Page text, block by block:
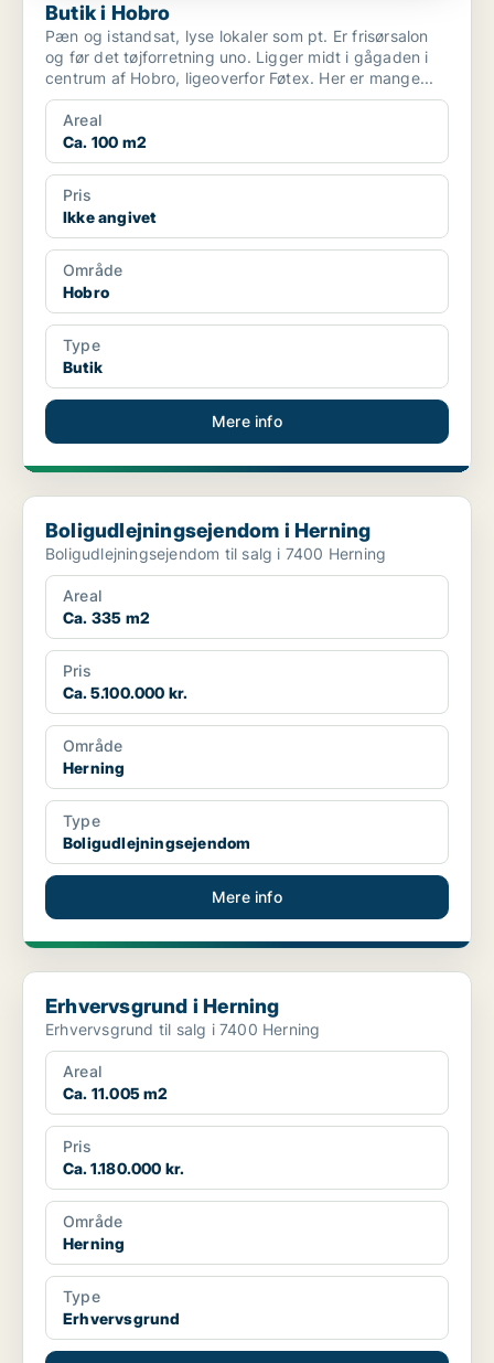
Butik i Hobro
Pæn og istandsat, lyse lokaler som pt. Er frisørsalon
og før det tøjforretning uno. Ligger midt i gågaden i
centrum af Hobro, ligeoverfor Føtex. Her er mange...
Areal
Ca. 100 m2
Pris
Ikke angivet
Område
Hobro
Type
Butik
Mere info
Boligudlejningsejendom i Herning
Boligudlejningsejendom i Herning
Boligudlejningsejendom til salg i 7400 Herning
Areal
Ca. 335 m2
Pris
Ca. 5.100.000 kr.
Område
Herning
Type
Boligudlejningsejendom
Mere info
Erhvervsgrund i Herning
Erhvervsgrund i Herning
Erhvervsgrund til salg i 7400 Herning
Areal
Ca. 11.005 m2
Pris
Ca. 1.180.000 kr.
Område
Herning
Type
Erhvervsgrund